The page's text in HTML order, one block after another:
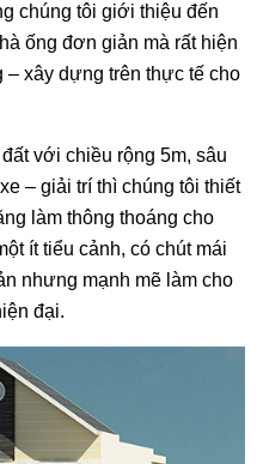
chúng tôi giới thiệu đến
ống đơn giản mà rất hiện
xây dựng trên thực tế cho
với chiều rộng 5m, sâu
– giải trí thì chúng tôi thiết
làm thông thoáng cho
ít tiểu cảnh, có chút mái
nhưng mạnh mẽ làm cho
đại.